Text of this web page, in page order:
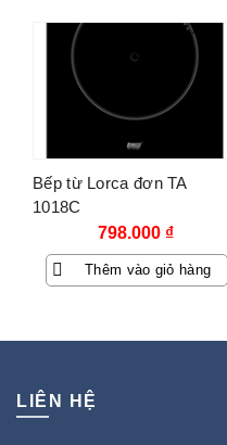
Bếp từ Lorca đơn TA
1018C
798.000 ₫
Thêm vào giỏ hàng
LIÊN HỆ